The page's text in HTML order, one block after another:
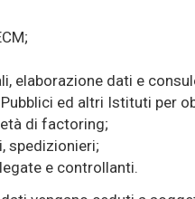
elaborazione dati e
ed altri Istituti per
di factoring;
spedizionieri;
e controllanti.